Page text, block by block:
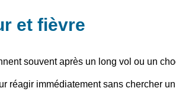
et fièvre
souvent après un long vol ou un
réagir immédiatement sans chercher un